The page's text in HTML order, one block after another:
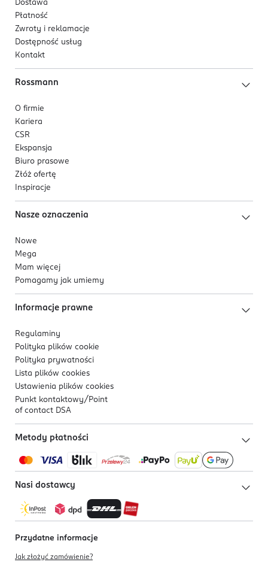
Dostawa
Płatność
Zwroty i reklamacje
Dostępność usług
Kontakt
Rossmann
O firmie
Kariera
CSR
Ekspansja
Biuro prasowe
Złóż ofertę
Inspiracje
Nasze oznaczenia
Nowe
Mega
Mam więcej
Pomagamy jak umiemy
Informacje prawne
Regulaminy
Polityka plików cookie
Polityka prywatności
Lista plików cookies
Ustawienia plików cookies
Punkt kontaktowy/ Point
of contact DSA
Metody płatności
Nasi dostawcy
Przydatne informacje
Jak złożyć zamówienie?